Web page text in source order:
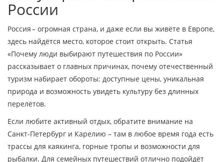
России
Россия – огромная страна, и даже если вы живёте в Европе,
здесь найдётся место, которое стоит открыть. Статья
«Почему люди выбирают путешествия по России»
рассказывает о главных причинах, почему отечественный
туризм набирает обороты: доступные цены, уникальная
природа и возможность увидеть культуру без длинных
перелётов.
Если любите активный отдых, обратите внимание на
Санкт‑Петербург и Карелию – там в любое время года есть
трассы для каякинга, горные тропы и возможности для
рыбалки. Для семейных путешествий отлично подойдёт